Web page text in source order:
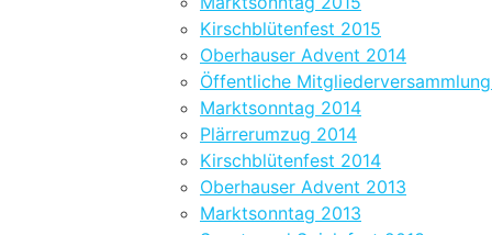
Kirschblütenfest 2015
Oberhauser Advent 2014
Öffentliche
Marktsonntag 2014
Plärrerumzug 2014
Kirschblütenfest 2014
Oberhauser Advent 2013
Marktsonntag 2013